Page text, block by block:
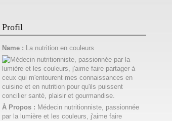
Profil
Name : La nutrition en couleurs
À Propos : Médecin nutritionniste, passionnée
par la lumière et les couleurs, j'aime faire